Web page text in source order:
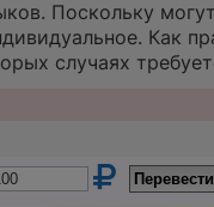
Поскольку
Как
случаях